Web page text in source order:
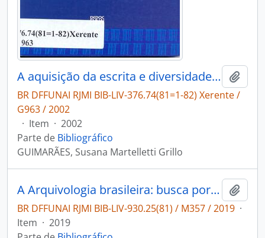
A aquisição da escrita e diversidade cultural: a prática dos professores Xerente
BR DFFUNAI RJMI BIB-LIV-376.74(81=1-82) Xerente /
G963 / 2002
· Item · 2002
Parte de Bibliográfico
GUIMARÃES, Susana Martelletti Grillo
A Arquivologia brasileira: busca por autonomia científica no campo da informação e interlocuções internacionais.
BR DFFUNAI RJMI BIB-LIV-930.25(81) / M357 / 2019 ·
Item · 2019